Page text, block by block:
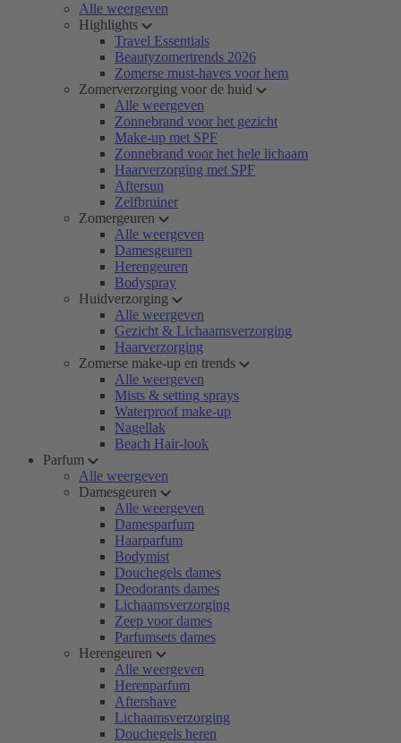
Alle weergeven
Highlights
Travel Essentials
Beautyzomertrends 2026
Zomerse must-haves voor hem
Zomerverzorging voor de huid
Alle weergeven
Zonnebrand voor het gezicht
Make-up met SPF
Zonnebrand voor het hele lichaam
Haarverzorging met SPF
Aftersun
Zelfbruiner
Zomergeuren
Alle weergeven
Damesgeuren
Herengeuren
Bodyspray
Huidverzorging
Alle weergeven
Gezicht & Lichaamsverzorging
Haarverzorging
Zomerse make-up en trends
Alle weergeven
Mists & setting sprays
Waterproof make-up
Nagellak
Beach Hair-look
Parfum
Alle weergeven
Damesgeuren
Alle weergeven
Damesparfum
Haarparfum
Bodymist
Douchegels dames
Deodorants dames
Lichaamsverzorging
Zeep voor dames
Parfumsets dames
Herengeuren
Alle weergeven
Herenparfum
Aftershave
Lichaamsverzorging
Douchegels heren